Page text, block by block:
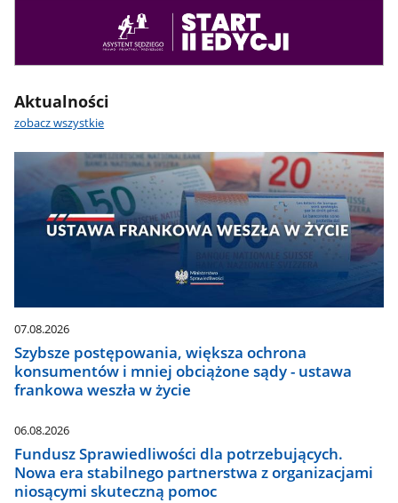
Aktualności
zobacz wszystkie
07.08.2026
Szybsze postępowania, większa ochrona
konsumentów i mniej obciążone sądy - ustawa
frankowa weszła w życie
06.08.2026
Fundusz Sprawiedliwości dla potrzebujących.
Nowa era stabilnego partnerstwa z organizacjami
niosącymi skuteczną pomoc